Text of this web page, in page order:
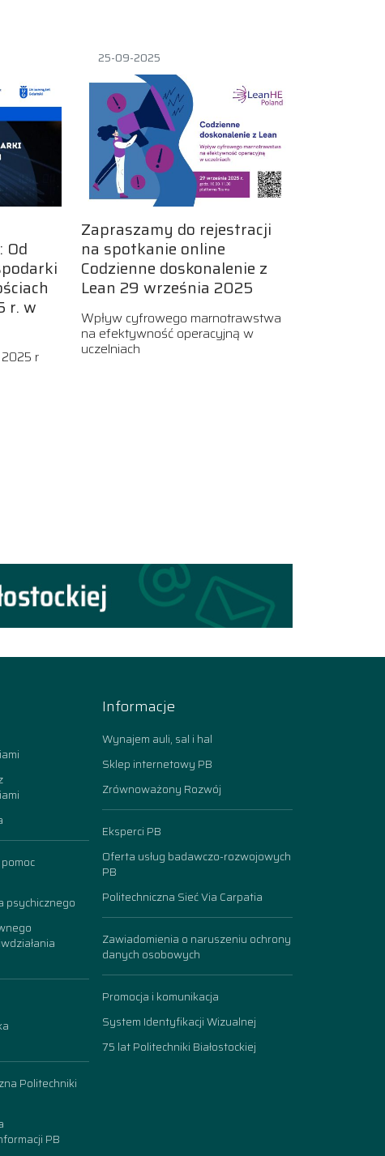
Od
r. w
r
25-09-2025
Zapraszamy do rejestracji
na spotkanie online
Codzienne doskonalenie z
Lean 29 września 2025
Wpływ cyfrowego marnotrawstwa
na efektywność operacyjną w
uczelniach
psychicznego
Politechniki
PB
Informacje
Wynajem auli, sal i hal
Sklep internetowy PB
Zrównoważony Rozwój
Eksperci PB
Oferta usług badawczo-rozwojowych
PB
Politechniczna Sieć Via Carpatia
Zawiadomienia o naruszeniu ochrony
danych osobowych
Promocja i komunikacja
System Identyfikacji Wizualnej
75 lat Politechniki Białostockiej